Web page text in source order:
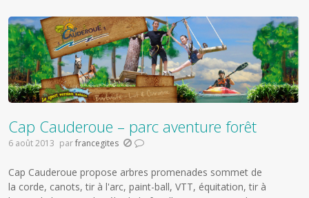
Cap Cauderoue – parc aventure forêt
6 août 2013 parfrancegites
Cap Cauderoue propose arbres promenades sommet de
la corde, canots, tir à l'arc, paint-ball, VTT, équitation, tir à